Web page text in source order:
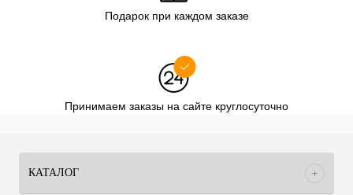
Подарок при каждом заказе
Принимаем заказы на сайте круглосуточно
КАТАЛОГ